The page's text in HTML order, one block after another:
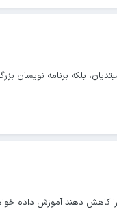
بلکه برنامه